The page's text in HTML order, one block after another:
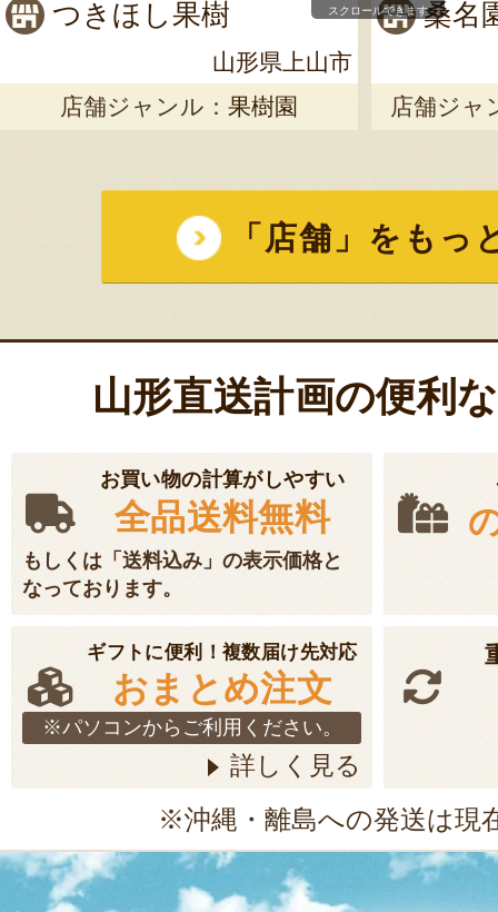
つきほし果樹
山形県上山市
店舗ジャンル： 果樹園
桑名
店舗ジャ
スクロールできます
「店舗」をもっ
山形直送計画の便利
お買い物の計算がしやすい
全品送料無料
もしくは「送料込み」の表示価格と
なっております。
ギフトに便利！複数届け先対応
おまとめ注文
※パソコンからご利用ください。
詳しく見る
※沖縄・離島への発送は現